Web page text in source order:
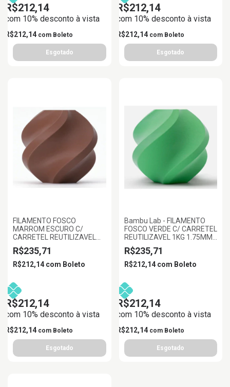
R$212,14
com 10% desconto à vista
R$212,14 com Boleto
R$212,14
com 10% desconto à vista
R$212,14 com Boleto
FILAMENTO FOSCO
MARROM ESCURO C/
CARRETEL REUTILIZAVEL
1KG 1.75MM BAMBULAB
R$235,71
R$212,14 com Boleto
R$212,14
com 10% desconto à vista
R$212,14 com Boleto
Bambu Lab - FILAMENTO
FOSCO VERDE C/ CARRETEL
REUTILIZAVEL 1KG 1.75MM
BAMBU LAB
R$235,71
R$212,14 com Boleto
R$212,14
com 10% desconto à vista
R$212,14 com Boleto